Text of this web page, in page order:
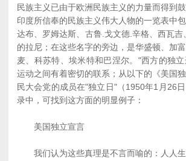
民族主义已由于欧洲民族主义的力量而得
印度所信奉的民族主义伟大人物的一览表中
达布、罗姆达斯、古鲁.戈文德.辛格、西瓦
的拉尼；在这些名字的旁边，是华盛顿、加
麦、科苏特、埃米特和巴涅尔。"西方的独
运动之间有着密切的联系；从以下的《美国
民大会党的成员在"独立日"（1950年1月26
录中，可找到这方面的明显例子：
美国独立宣言
我们认为这些真理是不言而喻的：人人生